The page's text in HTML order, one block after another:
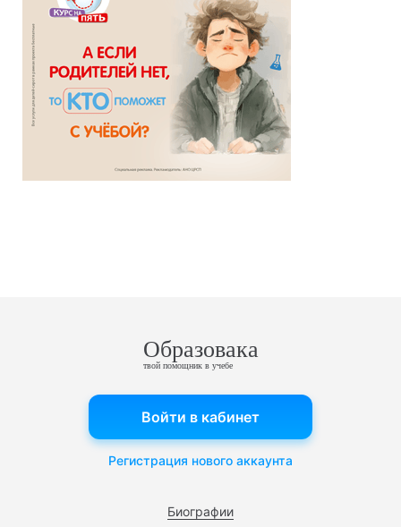
Образовака
твой помощник в учебе
Биографии
Войти в кабинет
Регистрация нового аккаунта